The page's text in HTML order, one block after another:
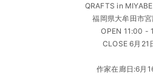
QRAFTS in
福岡県大牟田市
OPEN 11:00 -
CLOSE 6月21
作家在廊日:6月